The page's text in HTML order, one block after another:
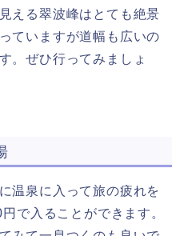
える翠波峰はとても絶景
ていますが道幅も広いの
。ぜひ行ってみましょ
温泉に入って旅の疲れを
で入ることができます。